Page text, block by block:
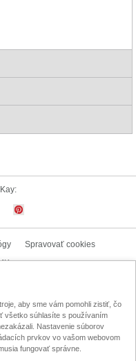
Spravovať cookies
kozmetických poradkýň
vytvorený užívateľom
aby sme vám pomohli zistiť, čo
všetko súhlasíte s používaním
Nastavenie súborov
prvkov vo vašom webovom
fungovať správne.